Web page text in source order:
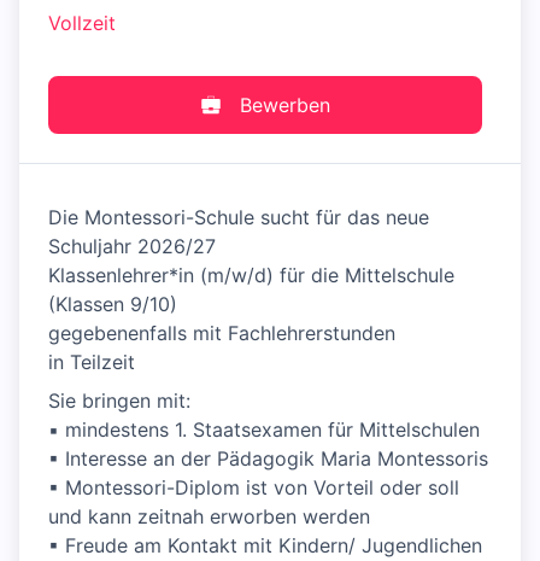
Vollzeit
Bewerben
Die Montessori-Schule sucht für das neue
Schuljahr 2026/27
Klassenlehrer*in (m/w/d) für die Mittelschule
(Klassen 9/10)
gegebenenfalls mit Fachlehrerstunden
in Teilzeit
Sie bringen mit:
▪ mindestens 1. Staatsexamen für Mittelschulen
▪ Interesse an der Pädagogik Maria Montessoris
▪ Montessori-Diplom ist von Vorteil oder soll
und kann zeitnah erworben werden
▪ Freude am Kontakt mit Kindern/ Jugendlichen